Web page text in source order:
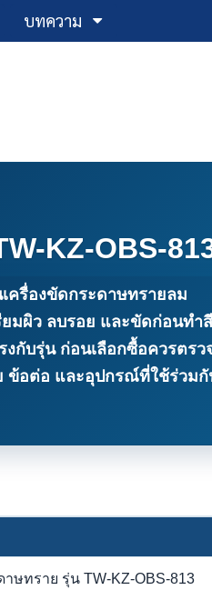
บทความ
KZ-OBS-
เครื่องขัดกระดาษทรายลม
ยมผิว ลบรอย และขัดก่อนทำ
กับรุ่น ก่อนเลือกซื้อควรตร
อต่อ และอุปกรณ์ที่ใช้ร่วมกั
าษทราย รุ่น TW-KZ-OBS-813